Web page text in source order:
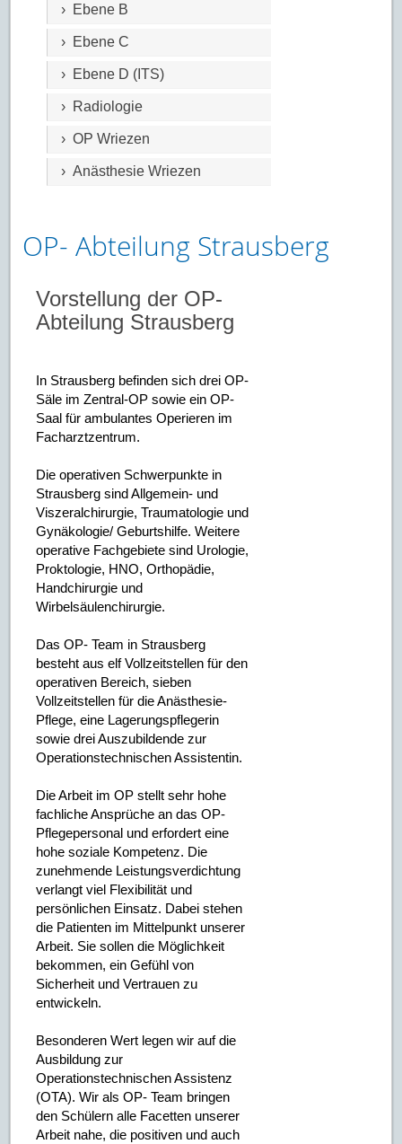
› Ebene B
› Ebene C
› Ebene D (ITS)
› Radiologie
› OP Wriezen
› Anästhesie Wriezen
OP- Abteilung Strausberg
Vorstellung der OP-
Abteilung Strausberg
In Strausberg befinden sich drei OP-
Säle im Zentral-OP sowie ein OP-
Saal für ambulantes Operieren im
Facharztzentrum.
Die operativen Schwerpunkte in
Strausberg sind Allgemein- und
Viszeralchirurgie, Traumatologie und
Gynäkologie/ Geburtshilfe. Weitere
operative Fachgebiete sind Urologie,
Proktologie, HNO, Orthopädie,
Handchirurgie und
Wirbelsäulenchirurgie.
Das OP- Team in Strausberg
besteht aus elf Vollzeitstellen für den
operativen Bereich, sieben
Vollzeitstellen für die Anästhesie-
Pflege, eine Lagerungspflegerin
sowie drei Auszubildende zur
Operationstechnischen Assistentin.
Die Arbeit im OP stellt sehr hohe
fachliche Ansprüche an das OP-
Pflegepersonal und erfordert eine
hohe soziale Kompetenz. Die
zunehmende Leistungsverdichtung
verlangt viel Flexibilität und
persönlichen Einsatz. Dabei stehen
die Patienten im Mittelpunkt unserer
Arbeit. Sie sollen die Möglichkeit
bekommen, ein Gefühl von
Sicherheit und Vertrauen zu
entwickeln.
Besonderen Wert legen wir auf die
Ausbildung zur
Operationstechnischen Assistenz
(OTA). Wir als OP- Team bringen
den Schülern alle Facetten unserer
Arbeit nahe, die positiven und auch